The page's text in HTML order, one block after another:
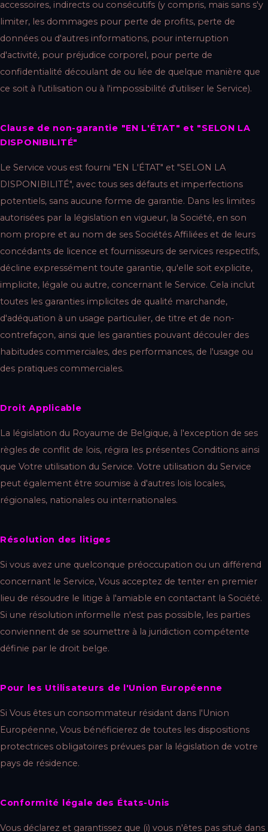
accessoires, indirects ou consécutifs (y compris, mais sans s'y
limiter, les dommages pour perte de profits, perte de
données ou d'autres informations, pour interruption
d'activité, pour préjudice corporel, pour perte de
confidentialité découlant de ou liée de quelque manière que
ce soit à l'utilisation ou à l'impossibilité d'utiliser le Service).
Clause de non-garantie "EN L'ÉTAT" et "SELON LA
DISPONIBILITÉ"
Le Service vous est fourni "EN L'ÉTAT" et "SELON LA
DISPONIBILITÉ", avec tous ses défauts et imperfections
potentiels, sans aucune forme de garantie. Dans les limites
autorisées par la législation en vigueur, la Société, en son
nom propre et au nom de ses Sociétés Affiliées et de leurs
concédants de licence et fournisseurs de services respectifs,
décline expressément toute garantie, qu'elle soit explicite,
implicite, légale ou autre, concernant le Service. Cela inclut
toutes les garanties implicites de qualité marchande,
d'adéquation à un usage particulier, de titre et de non-
contrefaçon, ainsi que les garanties pouvant découler des
habitudes commerciales, des performances, de l'usage ou
des pratiques commerciales.
Droit Applicable
La législation du Royaume de Belgique, à l'exception de ses
règles de conflit de lois, régira les présentes Conditions ainsi
que Votre utilisation du Service. Votre utilisation du Service
peut également être soumise à d'autres lois locales,
régionales, nationales ou internationales.
Résolution des litiges
Si vous avez une quelconque préoccupation ou un différend
concernant le Service, Vous acceptez de tenter en premier
lieu de résoudre le litige à l'amiable en contactant la Société.
Si une résolution informelle n'est pas possible, les parties
conviennent de se soumettre à la juridiction compétente
définie par le droit belge.
Pour les Utilisateurs de l'Union Européenne
Si Vous êtes un consommateur résidant dans l'Union
Européenne, Vous bénéficierez de toutes les dispositions
protectrices obligatoires prévues par la législation de votre
pays de résidence.
Conformité légale des États-Unis
Vous déclarez et garantissez que (i) vous n'êtes pas situé dans